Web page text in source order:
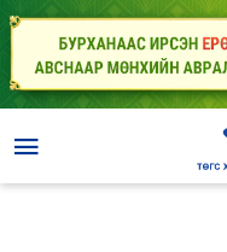
Удирдагч, ажилчдын